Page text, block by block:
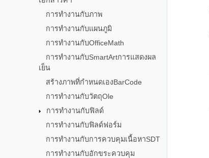
การทำงานกับภาพ
การทำงานกับแผนภูมิ
การทำงานกับOfficeMath
การทำงานกับSmartArtการแสดงผล
เย็น
สร้างภาพที่กำหนดเองBarCode
การทำงานกับวัตถุOle
การทำงานกับฟิลด์
การทำงานกับฟิลด์ฟอร์ม
การทำงานกับการควบคุมเนื้อหาSDT
การทำงานกับอักขระควบคุม